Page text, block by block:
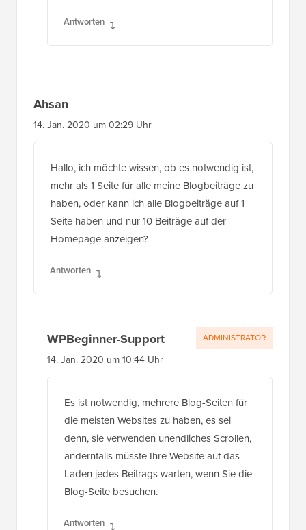
Antworten
Ahsan
14. Jan. 2020 um 02:29 Uhr
Hallo, ich möchte wissen, ob es notwendig ist,
mehr als 1 Seite für alle meine Blogbeiträge zu
haben, oder kann ich alle Blogbeiträge auf 1
Seite haben und nur 10 Beiträge auf der
Homepage anzeigen?
Antworten
WPBeginner-Support
14. Jan. 2020 um 10:44 Uhr
Es ist notwendig, mehrere Blog-Seiten für
die meisten Websites zu haben, es sei
denn, sie verwenden unendliches Scrollen,
andernfalls müsste Ihre Website auf das
Laden jedes Beitrags warten, wenn Sie die
Blog-Seite besuchen.
Antworten
ADMINISTRATOR